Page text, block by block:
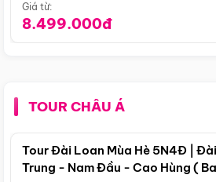
Giá từ:
8.499.000đ
TOUR CHÂU Á
Tour Đài Loan Mùa Hè 5N4Đ |
Trung - Nam Đầu - Cao Hùng (